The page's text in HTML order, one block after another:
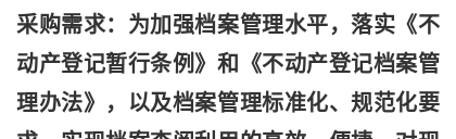
采购需求：为加强档案管理水平，落实《不
动产登记暂行条例》和《不动产登记档案管
理办法》，以及档案管理标准化、规范化要